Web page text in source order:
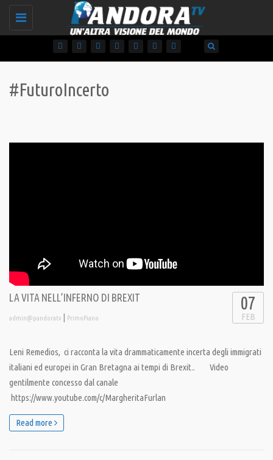
Toggle
#FuturoIncerto
LA VITA NELL’INFERNO DI BREXIT
admin@pandoratv | PrimoPiano
07
FEB
Leni Remedios, ci racconta la vita drammaticamente incerta degli immigrati
italiani ed europei in Gran Bretagna ai tempi di Brexit.. Video
gentilmente concesso dal canale
https://www.youtube.com/c/MargheritaFurlan
Read more